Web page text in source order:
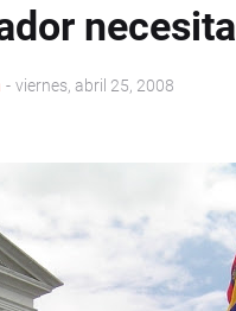
necesita
- viernes, abril 25, 2008